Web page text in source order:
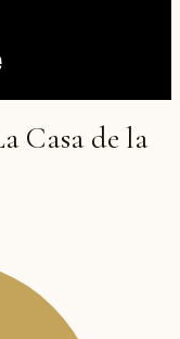
Casa de la